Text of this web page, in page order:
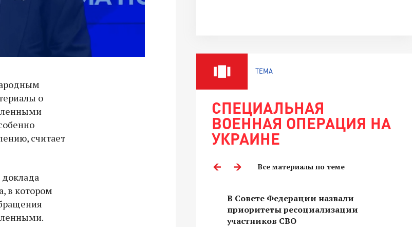
о
считает
в котором
ТЕМА
СПЕЦИАЛЬНАЯ
ВОЕННАЯ ОПЕРАЦИЯ НА
УКРАИНЕ
Все материалы по теме
Владимир Якушев передал бойцам
СВО дроны и технику связи
В Совете Федерации назвали
приоритеты ресоциализации
участников СВО